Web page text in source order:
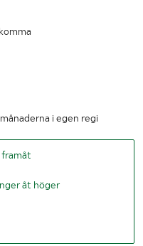
i egen regi
framåt
åt höger